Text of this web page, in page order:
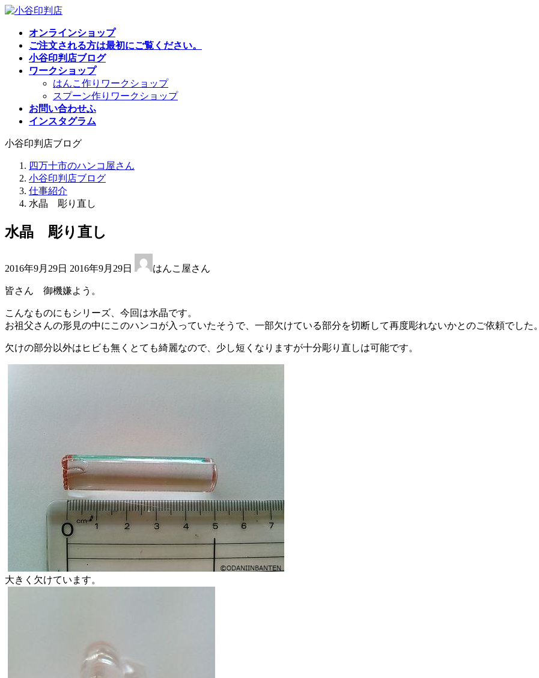
コ
ナ
オンラインショップ
ご注文される方は最初にご覧ください。
小谷印判店ブログ
ワークショップ
はんこ作りワークショップ
スプーン作りワークショップ
お問い合わせふ
インスタグラム
小谷印判店ブログ
四万十市のハンコ屋さん
小谷印判店ブログ
仕事紹介
水晶 彫り直し
水晶 彫り直し
2016年9月29日 終
更
新
日
時
2016年9月29日 はんこ屋さん
皆さん 御機嫌よう。
こんなものにもシリーズ、今回は水晶です。
お祖父さんの形見の中にこのハンコが入っていたそうで、一部欠けている部分を切断して再度彫れないかとのご依頼でした。
欠けの部分以外はヒビも無くとても綺麗なので、少し短くなりますが十分彫り直しは可能です。
大きく欠けています。